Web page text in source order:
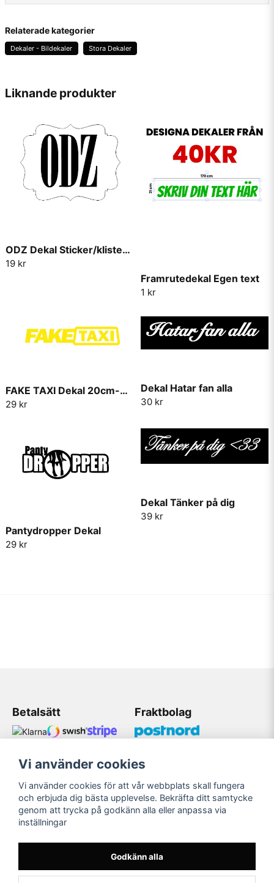
Liknande produkter
ODZ Dekal Sticker/klistermärke
19 kr
Framrutedekal Egen text
1 kr
FAKE TAXI Dekal 20cm-30cm
29 kr
Dekal Hatar fan alla
30 kr
Pantydropper Dekal
29 kr
Dekal Tänker på dig
39 kr
med försiktighet. Upprepa tryckningen vid behov för att
säkerställa att vinylen fastnar väl.
Fråga oss något om denna produkten...
Namn
email
Mejladress
Ja, ni får publicera min fråga
Relaterade kategorier
Dekaler - Bildekaler Stora Dekaler
Betalsätt Fraktbolag
Kundtjänst
Mobil: 08 509 075 83
Mail: Bildekaler@gmail.com
Öppetider 11:00-18:00
Vi använder cookies
Vi använder cookies för att vår webbplats skall fungera
och erbjuda dig bästa upplevelse. Bekräfta ditt samtycke
genom att trycka på godkänn alla eller anpassa via
inställningar
Godkänn alla